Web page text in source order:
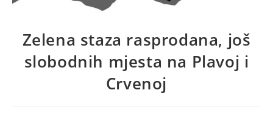
Zelena staza rasprodana, još
slobodnih mjesta na Plavoj i
Crvenoj